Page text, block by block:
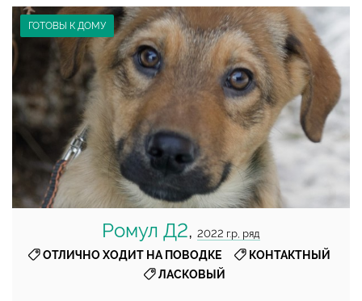
ГОТОВЫ К ДОМУ
Ромул Д2, 2022 г.р, ряд
ОТЛИЧНО ХОДИТ НА ПОВОДКЕ
КОНТАКТНЫЙ
ЛАСКОВЫЙ